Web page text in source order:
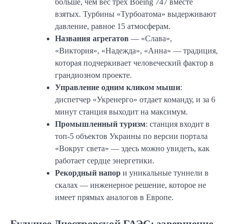
взятых. Турбины «Турбоатома» выдерживают
давление, равное 15 атмосферам.
Названия агрегатов — «Слава»,
«Виктория», «Надежда», «Анна» — традиция,
которая подчеркивает человеческий фактор в
грандиозном проекте.
Управление одним кликом мыши:
диспетчер «Укренерго» отдает команду, и за 6
минут станция выходит на максимум.
Промышленный туризм: станция входит в
топ-5 объектов Украины по версии портала
«Вокруг света» — здесь можно увидеть, как
работает сердце энергетики.
Рекордный напор и уникальные туннели в
скалах — инженерное решение, которое не
имеет прямых аналогов в Европе.